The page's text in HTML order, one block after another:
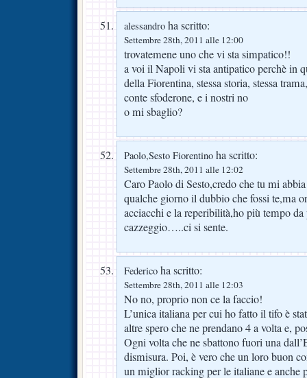
alessandro ha scritto:
Settembre 28th, 2011 alle 12:00
trovatemene uno che vi sta simpatico!!
a voi il Napoli vi sta antipatico perchè in
della Fiorentina, stessa storia, stessa
conte sfoderone, e i nostri no
o mi sbaglio?
Paolo,Sesto Fiorentino ha scritto:
Settembre 28th, 2011 alle 12:02
Caro Paolo di Sesto,credo che tu mi
qualche giorno il dubbio che fossi te,ma
acciacchi e la reperibilità,ho più tempo da
cazzeggio…..ci si sente.
Federico ha scritto:
Settembre 28th, 2011 alle 12:03
No no, proprio non ce la faccio!
L’unica italiana per cui ho fatto il tifo è
altre spero che ne prendano 4 a volta e,
Ogni volta che ne sbattono fuori una
dismisura. Poi, è vero che un loro buon
un miglior racking per le italiane e anche